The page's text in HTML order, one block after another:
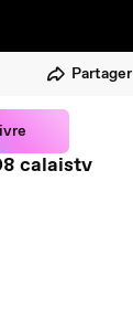
Partager
calaistv